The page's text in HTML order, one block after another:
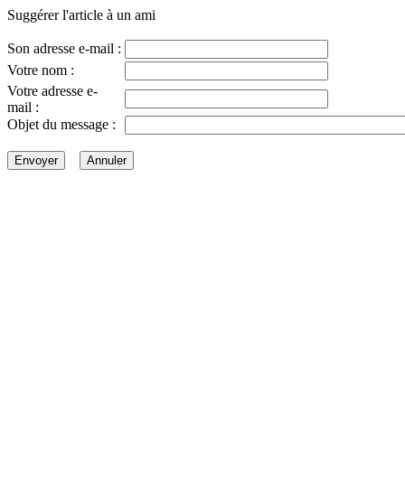
Suggérer l'article à un ami
Son adresse e-mail :
Votre nom :
Votre adresse e-
mail :
Objet du message :